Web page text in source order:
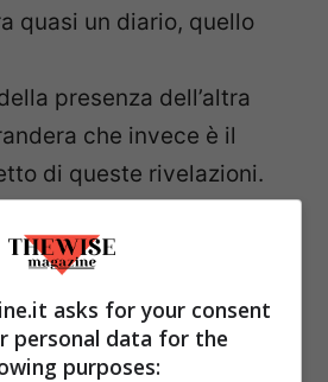
quasi un diario, quello
presenza dell’altra
che invece è il
di queste rivelazioni.
e coerenza, all’altro
e vorticoso
asks for your consent
personal data for the
purposes: